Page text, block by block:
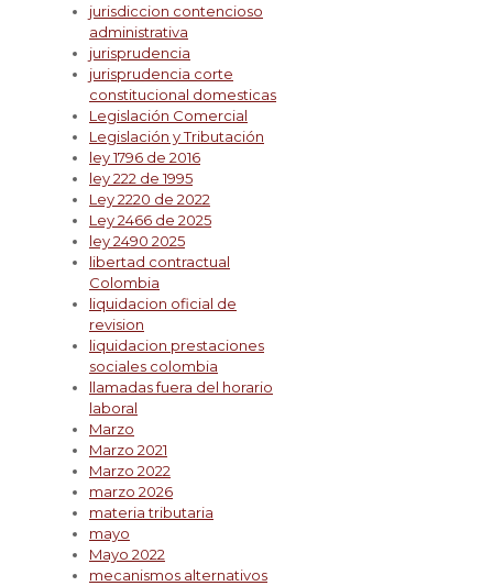
jurisdiccion contencioso
administrativa
jurisprudencia
jurisprudencia corte
constitucional domesticas
Legislación Comercial
Legislación y Tributación
ley 1796 de 2016
ley 222 de 1995
Ley 2220 de 2022
Ley 2466 de 2025
ley 2490 2025
libertad contractual
Colombia
liquidacion oficial de
revision
liquidacion prestaciones
sociales colombia
llamadas fuera del horario
laboral
Marzo
Marzo 2021
Marzo 2022
marzo 2026
materia tributaria
mayo
Mayo 2022
mecanismos alternativos